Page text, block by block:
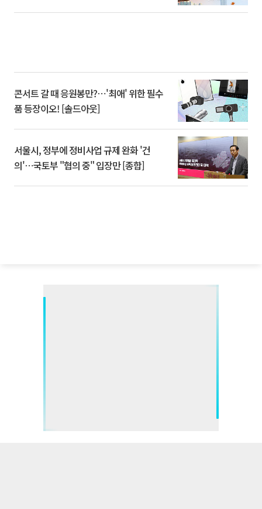
콘서트 갈 때 응원봉만?⋯'최애' 위한 필수
품 등장이오! [솔드아웃]
서울시, 정부에 정비사업 규제 완화 '건
의'⋯국토부 "협의 중" 입장만 [종합]